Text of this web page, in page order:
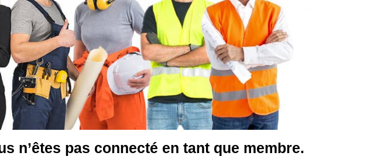
n’êtes pas connecté en tant que membre.